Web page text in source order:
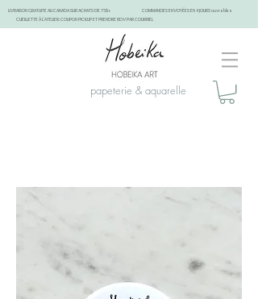
LIVRAISON GRATUITE AU CANADA SUR ACHATS DE 75$+
COMMANDES ENVOYÉES EN 4 JOURS ouvrables
CUEILLETTE À L'ATELIER: COUPON PICKUP ET PRENDRE RDV PAR COURRIEL
papeterie & aquarelle